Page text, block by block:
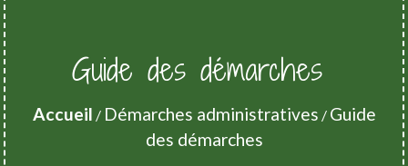
Guide des démarches
Accueil / Démarches administratives / Guide
des démarches